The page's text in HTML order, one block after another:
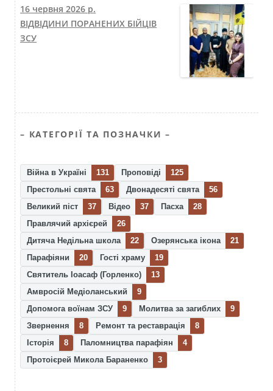
16 червня 2026 р.
ВІДВІДИНИ ПОРАНЕНИХ БІЙЦІВ
ЗСУ
– КАТЕГОРІЇ ТА ПОЗНАЧКИ –
Війна в Україні 131 Проповіді
125
Престольні свята
63 Двонадесяті свята
56
Великий піст
37 Відео 37 Пасха
28
Правлячий архієрей
26
Дитяча Недільна школа
22 Озерянська ікона
21
Парафіяни
20 Гості храму
19
Святитель Іоасаф (Горленко)
13
Амвросій Медіоланський
9
Допомога воїнам ЗСУ
9 Молитва за загиблих
9
Звернення
8 Ремонт та реставрація
8
Історія
8 Паломництва парафіян
4
Протоієрей Микола Бараненко
3